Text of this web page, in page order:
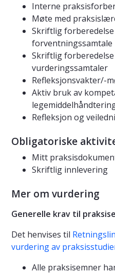
Interne
Møte med
Skriftlig
forventningssamtale
Skriftlig
vurderingssamtaler
Refleksjonsvakter/-
Aktiv bruk av
Refleksjon og
Obligatoriske
Mitt
Skriftlig innlevering
Mer om vurdering
Generelle krav til
Det henvises til
vurdering av
Alle praksisemner